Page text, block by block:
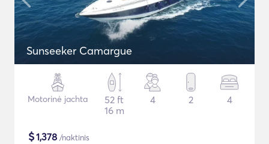
Sunseeker Camargue
Motorinė jachta
52 ft
16 m
4 2 4
$1,378 /naktinis